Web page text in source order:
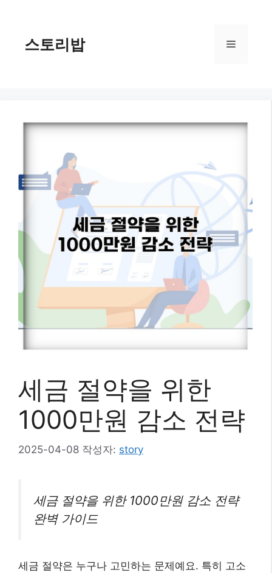
스토리밥 메
세금 절약을 위한
1000만원 감소 전략
2025-04-08 작성자: story
세금 절약을 위한 1000만원 감소 전략
완벽 가이드
세금 절약은 누구나 고민하는 문제예요. 특히 고소